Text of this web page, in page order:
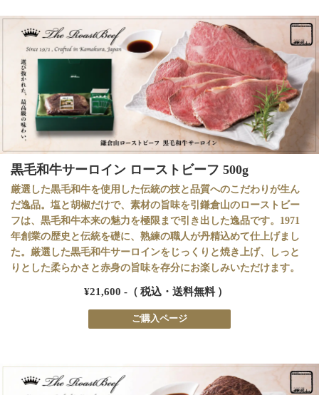
黒毛和牛サーロイン ローストビーフ 500g
厳選した黒毛和牛を使用した伝統の技と品質へのこだわりが生ん
だ逸品。塩と胡椒だけで、素材の旨味を引鎌倉山のローストビー
フは、黒毛和牛本来の魅力を極限まで引き出した逸品です。1971
年創業の歴史と伝統を礎に、熟練の職人が丹精込めて仕上げまし
た。厳選した黒毛和牛サーロインをじっくりと焼き上げ、しっと
りとした柔らかさと赤身の旨味を存分にお楽しみいただけます。
¥21,600 -（ 税込・送料無料 ）
ご購入ページ